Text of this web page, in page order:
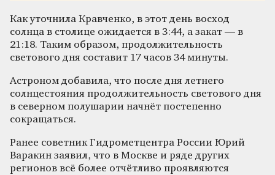
Как уточнила Кравченко, в этот день восход
солнца в столице ожидается в 3:44, а закат — в
21:18. Таким образом, продолжительность
светового дня составит 17 часов 34 минуты.
Астроном добавила, что после дня летнего
солнцестояния продолжительность светового дня
в северном полушарии начнёт постепенно
сокращаться.
Ранее советник Гидрометцентра России Юрий
Варакин заявил, что в Москве и ряде других
регионов всё более отчётливо проявляются